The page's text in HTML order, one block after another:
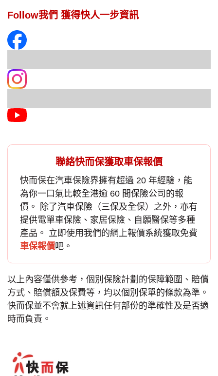
Follow我們 獲得快人一步資訊
聯絡快而保獲取車保報價
快而保在汽車保險界擁有超過 20 年經驗，能
為你一口氣比較全港逾 60 間保險公司的報
價。 除了汽車保險 （三保及全保）之外，亦有
提供電單車保險、家居保險、自願醫保等多種
產品。 立即使用我們的網上報價系統獲取免費
車保報價吧。
以上內容僅供參考，個別保險計劃的保障範圍、賠償
方式、賠償額及保費等，均以個別保單的條款為準。
快而保並不會就上述資訊任何部份的準確性及是否適
時而負責。